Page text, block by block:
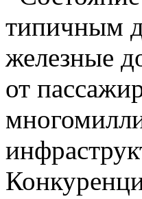
типичным
железные
от